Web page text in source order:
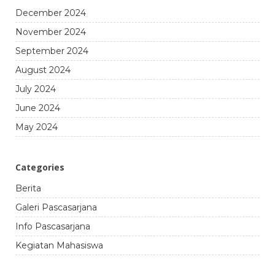
December 2024
November 2024
September 2024
August 2024
July 2024
June 2024
May 2024
Categories
Berita
Galeri Pascasarjana
Info Pascasarjana
Kegiatan Mahasiswa